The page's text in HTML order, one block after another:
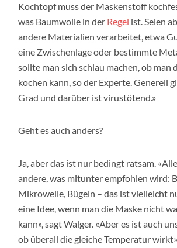
Kochtopf muss der Maskenstoff
was Baumwolle in der Regel ist. Seien
andere Materialien verarbeitet, etwa
eine Zwischenlage oder bestimmte
sollte man sich schlau machen, ob man
kochen kann, so der Experte. Generell
Grad und darüber ist virustötend.»
Geht es auch anders?
Ja, aber das ist nur bedingt ratsam.
andere, was mitunter empfohlen wird:
Mikrowelle, Bügeln – das ist vielleicht
eine Idee, wenn man die Maske nicht
kann», sagt Walger. «Aber es ist auch
ob überall die gleiche Temperatur